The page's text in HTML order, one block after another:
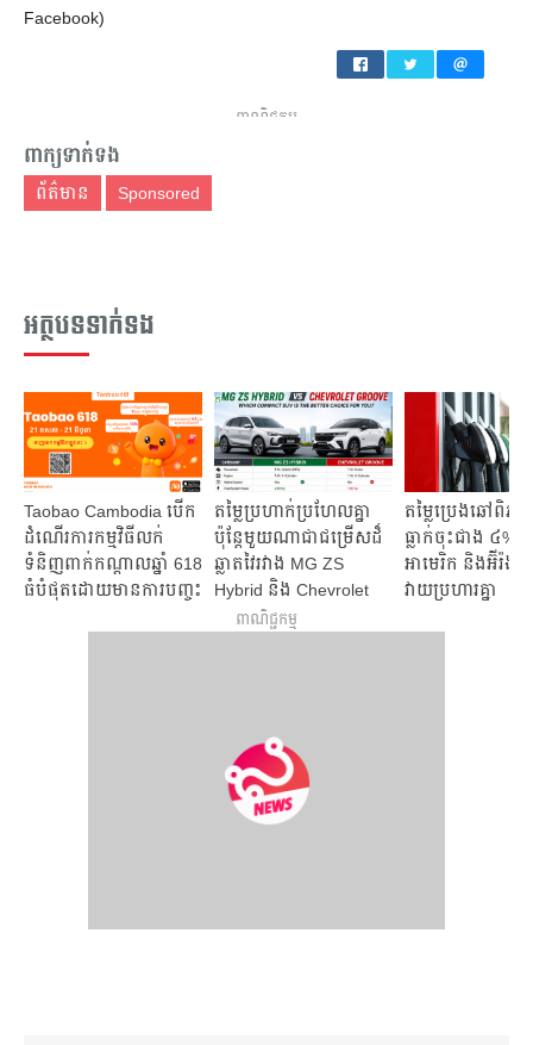
Facebook)
ពាណិជ្ជកម្ម
ពាក្យទាក់ទង
ព័ត៌មាន Sponsored
អត្ថបទទាក់ទង
Taobao Cambodia បើក​
ដំណើរ​ការ​កម្មវិធី​លក់​
ទំនិញ​ពាក់​កណ្តាល​ឆ្នាំ 618
ធំបំផុតដោយ​មាន​ការ​បញ្ចុះ​
តម្លៃប្រហាក់ប្រហែលគ្នា
ប៉ុន្តែមួយណាជាជម្រើសដ៏
ឆ្លាតវៃរវាង MG ZS
Hybrid និង Chevrolet
Groove
តម្លៃប្រេងឆៅពិភ
ធ្លាក់ចុះជាង ៤% ប
អាមេរិក និងអ៊ីរ៉ង់ផ្អ
វាយប្រហារគ្នា
ពាណិជ្ជកម្ម